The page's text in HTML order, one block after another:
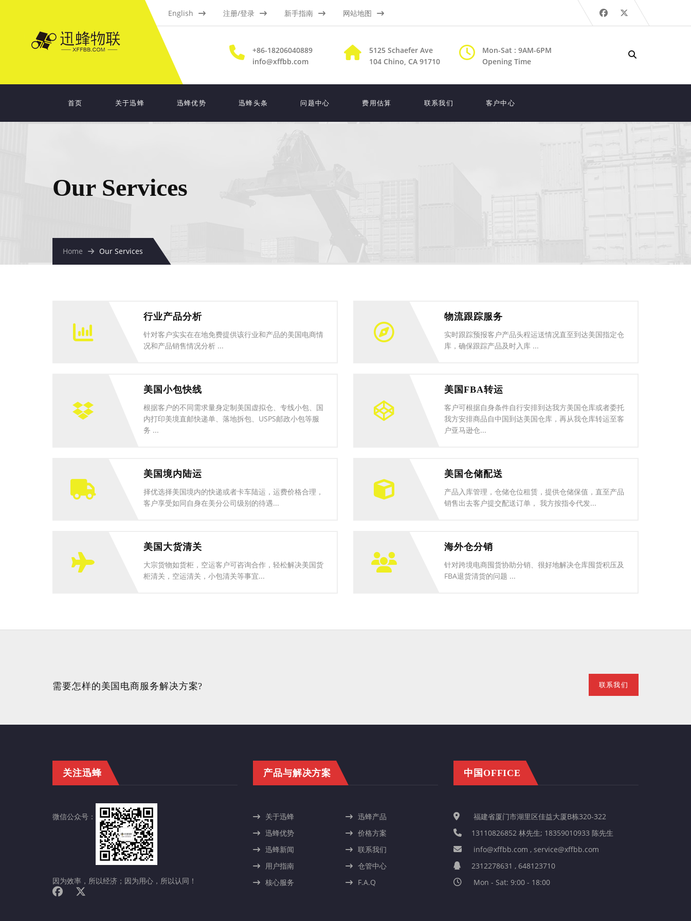
English 注册/登录 新手指南 网站地图
+86-18206040889
info@xffbb.com
5125 Schaefer Ave
104 Chino, CA 91710
Mon-Sat : 9AM-6PM
Opening Time
首页 关于迅蜂 迅蜂优势 迅蜂头条 问题中心 费用估算 联系我们 客户中心
Our Services
Home Our Services
行业产品分析
针对客户实实在在地免费提供该行业和产品的美国电商情
况和产品销售情况分析 ...
物流跟踪服务
实时跟踪预报客户产品头程运送情况直至到达美国指定仓
库，确保跟踪产品及时入库 ...
美国小包快线
根据客户的不同需求量身定制美国虚拟仓、专线小包、国
内打印美境直邮快递单、落地拆包、USPS邮政小包等服
务 ...
美国FBA转运
客户可根据自身条件自行安排到达我方美国仓库或者委托
我方安排商品自中国到达美国仓库，再从我仓库转运至客
户亚马逊仓...
美国境内陆运
择优选择美国境内的快递或者卡车陆运，运费价格合理，
客户享受如同自身在美分公司级别的待遇...
美国仓储配送
产品入库管理，仓储仓位租赁，提供仓储保值，直至产品
销售出去客户提交配送订单， 我方按指令代发...
美国大货清关
大宗货物如货柜，空运客户可咨询合作，轻松解决美国货
柜清关，空运清关，小包清关等事宜...
海外仓分销
针对跨境电商囤货协助分销、很好地解决仓库囤货积压及
FBA退货清货的问题 ...
需要怎样的美国电商服务解决方案? 联系我们
关注迅蜂
微信公众号：
因为效率，所以经济；因为用心，所以认同！
产品与解决方案
关于迅蜂
迅蜂产品
迅蜂优势
价格方案
迅蜂新闻
联系我们
用户指南
仓管中心
核心服务
F.A.Q
中国OFFICE
福建省厦门市湖里区佳益大厦B栋320-322
13110826852 林先生; 18359010933 陈先生
info@xffbb.com , service@xffbb.com
2312278631 , 648123710
Mon - Sat: 9:00 - 18:00